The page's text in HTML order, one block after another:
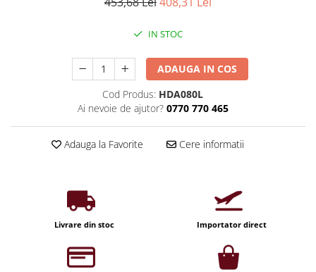
Becuri LED Decor
Profil aluminiu
Tub LED
Becuri LED Smart
Becuri LED cu filament
Corpuri de emergenta
Uncategorized
IN STOC
ADAUGA IN COS
Cod Produs: HDA080L
Ai nevoie de ajutor? 0770 770 465
Adauga la Favorite Cere informatii
Livrare din stoc Importator direct